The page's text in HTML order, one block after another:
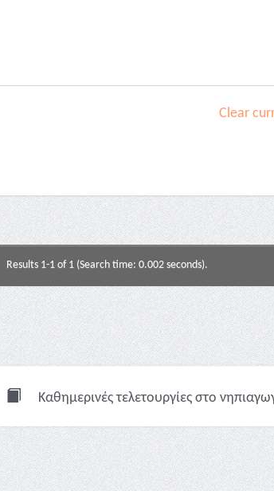
Clear
Results 1-1 of 1 (Search time: 0.002 seconds).
Καθημερινές τελετουργίες στο